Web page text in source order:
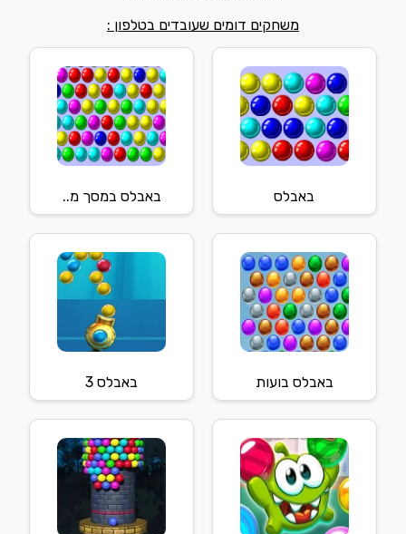
משחקים דומים שעובדים בטלפון :
באבלס באבלס במסך מ..
באבלס בועות באבלס 3